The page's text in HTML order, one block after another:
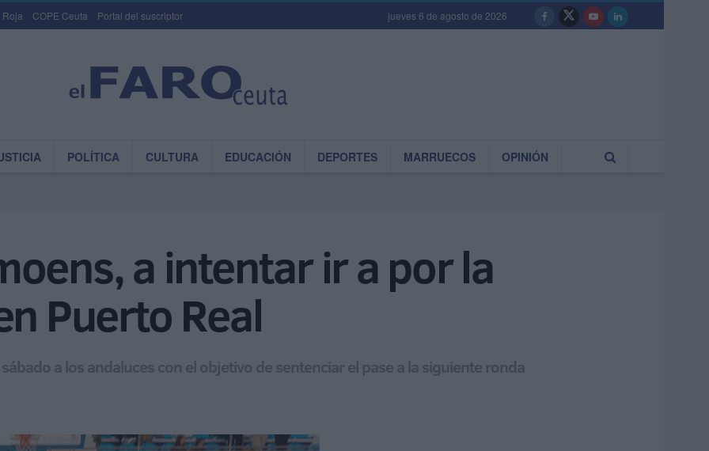
Roja COPE Ceuta Portal del suscriptor jueves 6 de agosto de 2026
POLÍTICA CULTURA EDUCACIÓN DEPORTES MARRUECOS OPINIÓN
a intentar ir a por la
Puerto Real
a los andaluces con el objetivo de sentenciar el pase a la siguiente ronda